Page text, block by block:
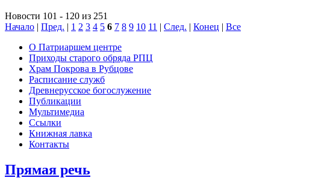
Новости 101 - 120 из 251
Начало | Пред. | 1 2 3 4 5 6 7 8 9 10 11 | След. | Конец | Все
О Патриаршем центре
Приходы старого обряда РПЦ
Храм Покрова в Рубцове
Расписание служб
Древнерусское богослужение
Публикации
Мультимедиа
Ссылки
Книжная лавка
Контакты
Прямая речь